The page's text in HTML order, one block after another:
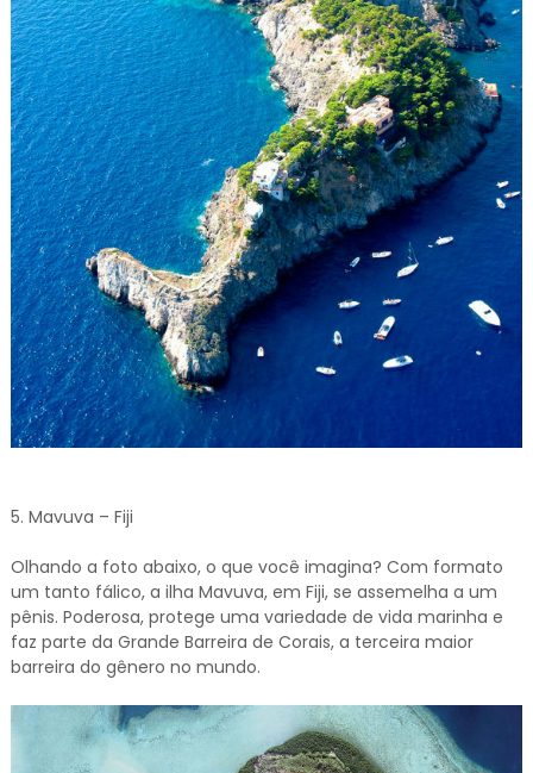
5. Mavuva – Fiji
Olhando a foto abaixo, o que você imagina? Com formato
um tanto fálico, a ilha Mavuva, em Fiji, se assemelha a um
pênis. Poderosa, protege uma variedade de vida marinha e
faz parte da Grande Barreira de Corais, a terceira maior
barreira do gênero no mundo.